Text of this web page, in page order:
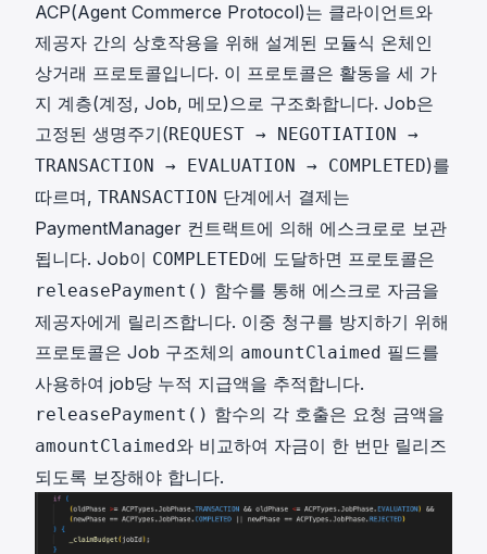
ACP(Agent Commerce Protocol)는 클라이언트와
제공자 간의 상호작용을 위해 설계된 모듈식 온체인
상거래 프로토콜입니다. 이 프로토콜은 활동을 세 가
지 계층(계정, Job, 메모)으로 구조화합니다. Job은
고정된 생명주기(REQUEST → NEGOTIATION →
TRANSACTION → EVALUATION → COMPLETED)를
따르며, TRANSACTION 단계에서 결제는
PaymentManager 컨트랙트에 의해 에스크로로 보관
됩니다. Job이 COMPLETED에 도달하면 프로토콜은
releasePayment() 함수를 통해 에스크로 자금을
제공자에게 릴리즈합니다. 이중 청구를 방지하기 위해
프로토콜은 Job 구조체의 amountClaimed 필드를
사용하여 job당 누적 지급액을 추적합니다.
releasePayment() 함수의 각 호출은 요청 금액을
amountClaimed와 비교하여 자금이 한 번만 릴리즈
되도록 보장해야 합니다.